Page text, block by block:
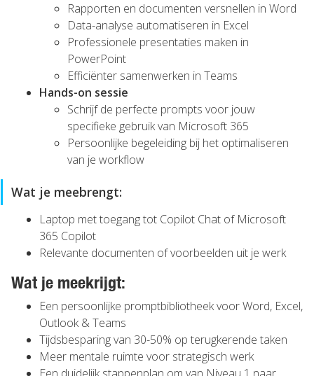
Rapporten en documenten versnellen in Word
Data-analyse automatiseren in Excel
Professionele presentaties maken in
PowerPoint
Efficiënter samenwerken in Teams
Hands-on sessie
Schrijf de perfecte prompts voor jouw
specifieke gebruik van Microsoft 365
Persoonlijke begeleiding bij het optimaliseren
van je workflow
Wat je meebrengt:
Laptop met toegang tot Copilot Chat of Microsoft
365 Copilot
Relevante documenten of voorbeelden uit je werk
Wat je meekrijgt:
Een persoonlijke promptbibliotheek voor Word, Excel,
Outlook & Teams
Tijdsbesparing van 30-50% op terugkerende taken
Meer mentale ruimte voor strategisch werk